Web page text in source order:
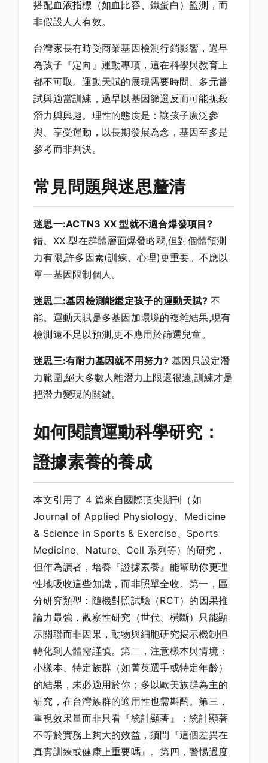
搭配血液指標（如血比容、鐵蛋白）監測，而
非假設人人有效。
台灣家長有時受商業基因檢測行銷影響，過早
為孩子『定向』運動專項，這在科學與教育上
都不可取。運動天賦的展現需要時間、多元嘗
試與適當訓練，過早以基因篩選反而可能扼殺
潛力與興趣。理性的態度是：讓孩子廣泛參
與、享受運動，以長期發展為念，基因至多是
參考而非判決。
常見問題與迷思釐清
迷思一:ACTN3 XX 型就不適合爆發項目?
錯。XX 型在群體層面爆發略弱,但對個體預測
力有限,許多因素(訓練、心理)更重要。不應以
單一基因限制個人。
迷思二:基因檢測能鑑定孩子的運動天賦?不
能。運動天賦是多基因加環境的複雜結果,現有
檢測遠不足以預測,更不應用於篩選兒童。
迷思三:有耐力基因就不用努力?基因只設定潛
力範圍,絕大多數人離潛力上限還很遠,訓練才是
把潛力變現的關鍵。
如何閱讀運動科學研究：
證據素養的養成
本文引用了 4 篇來自國際頂尖期刊（如
Journal of Applied Physiology、Medicine
& Science in Sports & Exercise、Sports
Medicine、Nature、Cell 系列等）的研究，
但作為讀者，培養『證據素養』能幫助你更理
性地吸收這些知識，而非照單全收。第一，區
分研究類型：隨機對照試驗（RCT）的因果推
論力最強，觀察性研究（世代、橫斷）只能顯
示關聯而非因果，動物與細胞研究揭示機制但
轉化到人體需謹慎。第二，注意樣本與情境：
小樣本、特定族群（如菁英選手或特定年齡）
的結果，未必適用於你；多以歐美族群為主的
研究，在台灣族群的適用性也需斟酌。第三，
重視效果量而非只看『統計顯著』：統計顯著
不等於實務上夠大的效益，須問『這個差異在
真實訓練或健康上重要嗎』。第四，警惕過度